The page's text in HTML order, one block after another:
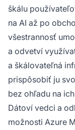
škálu
na AI až po
všestrannosť
a odvetví
a škálovateľná
prispôsobiť ju
bez ohľadu na
Dátoví vedci a
možnosti Azure